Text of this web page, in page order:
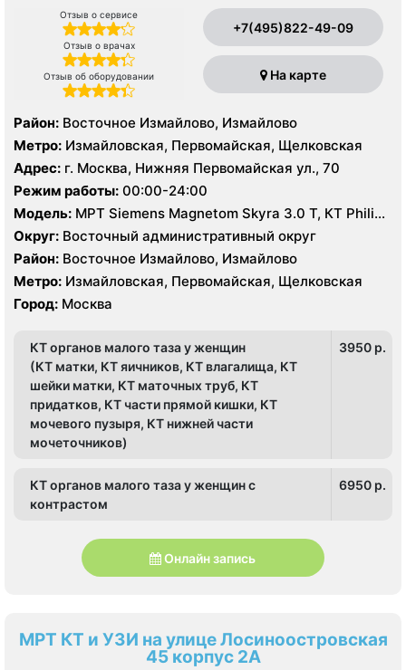
Отзыв о сервисе
Отзыв о врачах
Отзыв об оборудовании
+7(495)822-49-09
На карте
Район: Восточное Измайлово, Измайлово
Метро: Измайловская, Первомайская, Щелковская
Адрес: г. Москва, Нижняя Первомайская ул., 70
Режим работы: 00:00-24:00
Модель: МРТ Siemens Magnetom Skyra 3.0 Т, КТ Philips
Brilliance CT 64 среза, КТ Siemens Somatom Definition
128 срезов, УЗИ
Округ: Восточный административный округ
Район: Восточное Измайлово, Измайлово
Метро: Измайловская, Первомайская, Щелковская
Город: Москва
КТ органов малого таза у женщин
(КТ матки, КТ яичников, КТ влагалища, КТ
шейки матки, КТ маточных труб, КТ
придатков, КТ части прямой кишки, КТ
мочевого пузыря, КТ нижней части
мочеточников)
3950 p.
КТ органов малого таза у женщин с
контрастом
6950 p.
Онлайн запись
МРТ КТ и УЗИ на улице Лосиноостровская
45 корпус 2А